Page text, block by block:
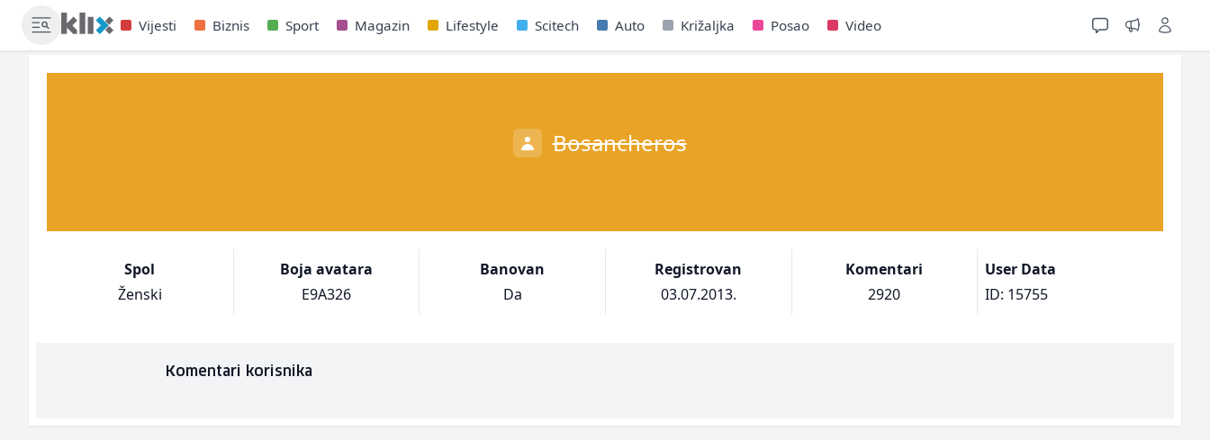
Vijesti Biznis Sport Magazin Lifestyle Scitech Auto Križaljka Posao Video
Bosancheros
Spol
Ženski
Boja avatara
E9A326
Banovan
Da
Registrovan
03.07.2013.
Komentari
2920
User Data
ID: 15755
Komentari korisnika